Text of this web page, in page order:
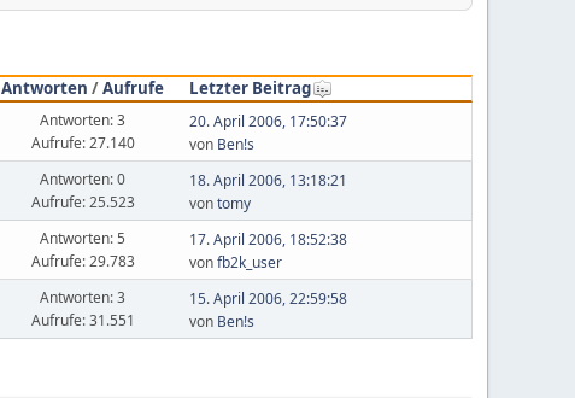
Antworten /Aufrufe
Letzter Beitrag
Antworten: 3
Aufrufe: 27.140
20. April 2006, 17:50:37
von Ben!s
Antworten: 0
Aufrufe: 25.523
18. April 2006, 13:18:21
vontomy
Antworten: 5
Aufrufe: 29.783
17. April 2006, 18:52:38
vonfb2k_user
Antworten: 3
Aufrufe: 31.551
15. April 2006, 22:59:58
von Ben!s